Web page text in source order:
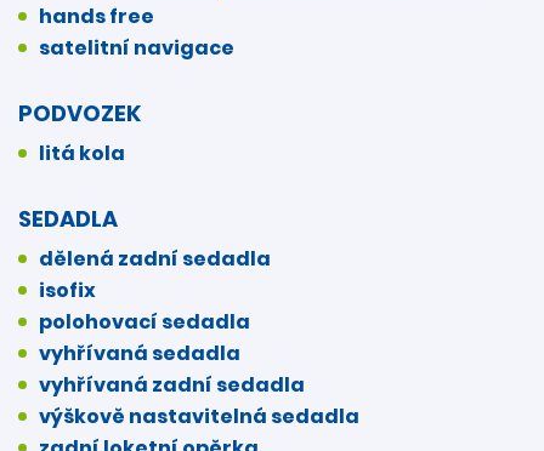
hands free
satelitní navigace
PODVOZEK
litá kola
SEDADLA
dělená zadní sedadla
isofix
polohovací sedadla
vyhřívaná sedadla
vyhřívaná zadní sedadla
výškově nastavitelná sedadla